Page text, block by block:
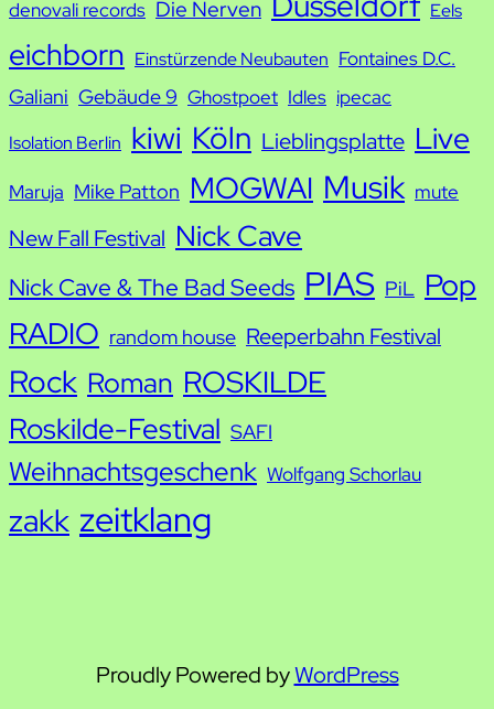
denovali records Die Nerven Eels
eichborn Einstürzende Neubauten Fontaines D.C.
Galiani Gebäude 9 Ghostpoet Idles ipecac
Isolation Berlin kiwi Köln Lieblingsplatte Live
Maruja Mike Patton MOGWAI Musik mute
New Fall Festival Nick Cave
Nick Cave & The Bad Seeds PIAS PiL Pop
RADIO random house Reeperbahn Festival
Rock Roman ROSKILDE
Roskilde-Festival SAFI
Weihnachtsgeschenk Wolfgang Schorlau
zakk zeitklang
Proudly Powered byWordPress